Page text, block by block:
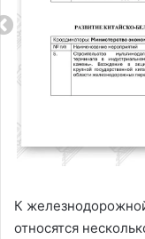
К
относятся